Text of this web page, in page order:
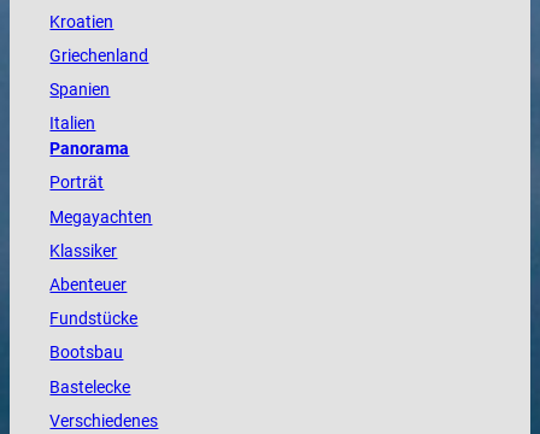
Kroatien
Griechenland
Spanien
Italien
Panorama
Porträt
Megayachten
Klassiker
Abenteuer
Fundstücke
Bootsbau
Bastelecke
Verschiedenes